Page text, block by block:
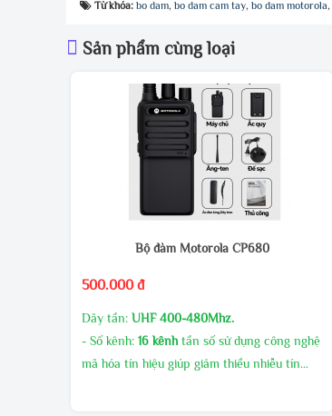
Từ khóa: bo dam, bo dam cam tay, bo dam motorola,
Sản phẩm cùng loại
Bộ đàm Motorola CP680
500.000 đ
Dãy tần: UHF 400-480Mhz.
- Số kênh: 16 kênh tần số sử dụng công nghệ
mã hóa tín hiệu giúp giảm thiểu nhiễu tín